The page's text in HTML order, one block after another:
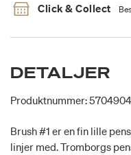
Click & Collect
DETALJER
Produktnummer:
Brush #1 er en fin lille
linjer med. Tromborgs